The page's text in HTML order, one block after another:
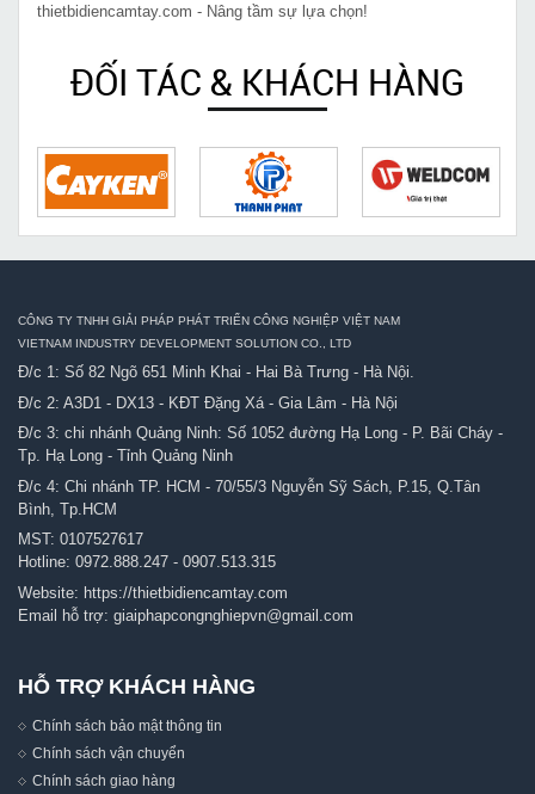
thietbidiencamtay.com - Nâng tầm sự lựa chọn!
ĐỐI TÁC & KHÁCH HÀNG
CÔNG TY TNHH GIẢI PHÁP PHÁT TRIỂN CÔNG NGHIỆP VIỆT NAM
VIETNAM INDUSTRY DEVELOPMENT SOLUTION CO., LTD
Đ/c 1: Số 82 Ngõ 651 Minh Khai - Hai Bà Trưng - Hà Nội.
Đ/c 2: A3D1 - DX13 - KĐT Đặng Xá - Gia Lâm - Hà Nội
Đ/c 3: chi nhánh Quảng Ninh: Số 1052 đường Hạ Long - P. Bãi Cháy -
Tp. Hạ Long - Tỉnh Quảng Ninh
Đ/c 4: Chi nhánh TP. HCM - 70/55/3 Nguyễn Sỹ Sách, P.15, Q.Tân
Bình, Tp.HCM
MST: 0107527617
Hotline: 0972.888.247 - 0907.513.315
Website: https://thietbidiencamtay.com
Email hỗ trợ: giaiphapcongnghiepvn@gmail.com
HỖ TRỢ KHÁCH HÀNG
Chính sách bảo mật thông tin
Chính sách vận chuyển
Chính sách giao hàng